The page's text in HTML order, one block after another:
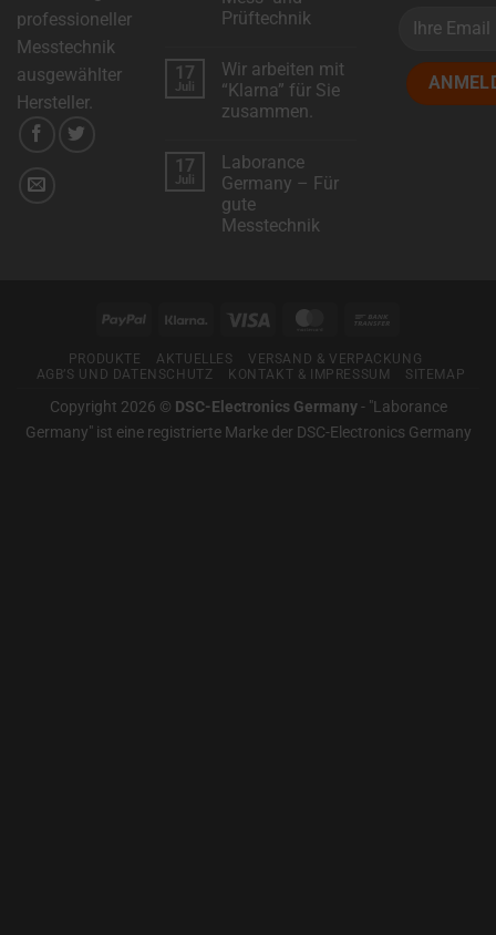
professioneller
Messtechnik
ausgewählter
Hersteller.
neuen
Modellen!
Prüftechnik
zu
Wir
stellen
vor:
Das
Suchportal
für
professionelle
Mess-
und
17
Juli
Wir arbeiten mit
“Klarna” für Sie
zusammen.
Wir
arbeiten
mit
“Klarna”
für
17
Juli
Laborance
Germany – Für
gute
Messtechnik
Messtechnik
PayPal Klarna Visa MasterCard
PRODUKTE AKTUELLES
VERSAND & VERPACKUNG
AGB’S UND DATENSCHUTZ
KONTAKT & IMPRESSUM SITEMAP
Copyright 2026 © DSC-Electronics Germany- "Laborance
Germany" ist eine registrierte Marke der DSC-Electronics Germany